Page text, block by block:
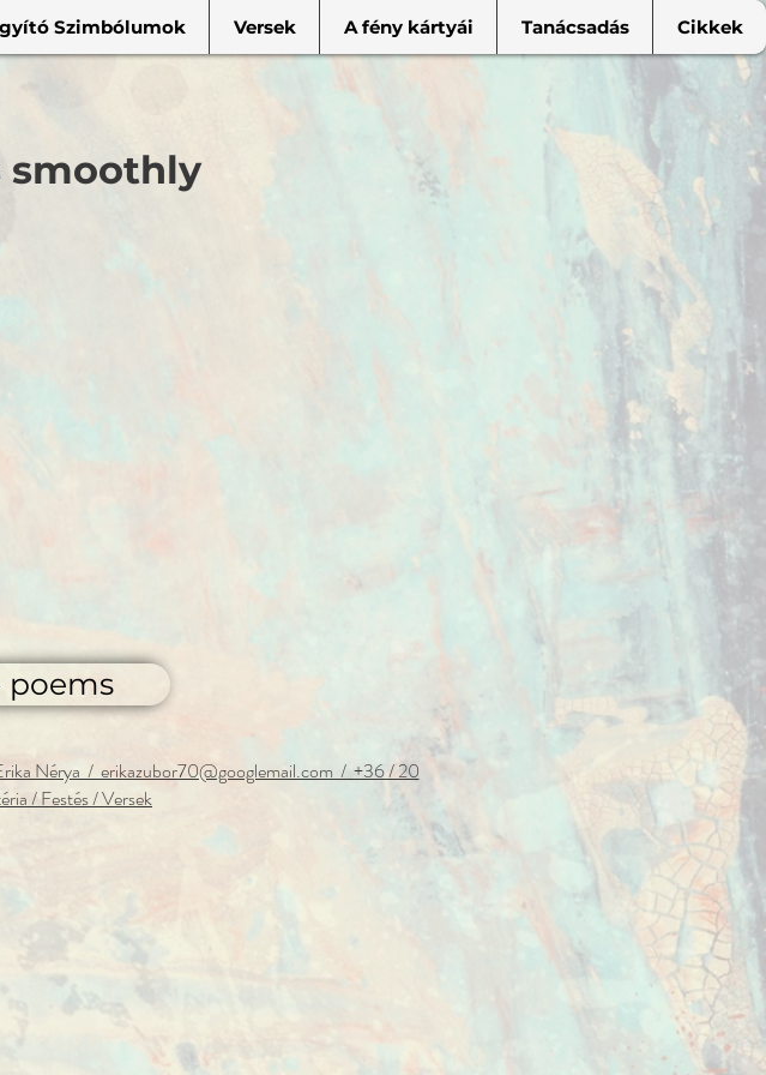
Szimbólumok Versek A fény kártyái Tanácsadás Cikkek
smoothly
poems
Nérya / erikazubor70@googlemail.com / +36 / 20
/ Festés / Versek